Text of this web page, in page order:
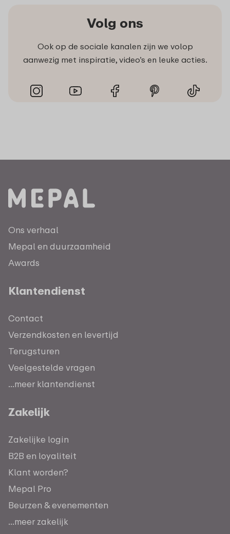
Volg ons
Ook op de sociale kanalen zijn we volop
aanwezig met inspiratie, video’s en leuke acties.
Ons verhaal
Mepal en duurzaamheid
Awards
Klantendienst
Contact
Verzendkosten en levertijd
Terugsturen
Veelgestelde vragen
...meer klantendienst
Zakelijk
Zakelijke login
B2B en loyaliteit
Klant worden?
Mepal Pro
Beurzen & evenementen
...meer zakelijk